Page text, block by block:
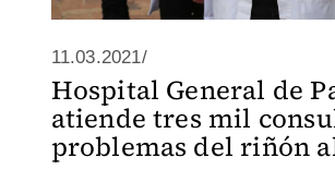
11.03.2021/
Hospital General de
atiende tres mil
problemas del riñón